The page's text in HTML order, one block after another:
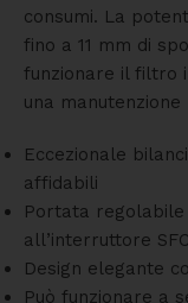
consumi. La
fino a 11 mm di
funzionare il filtro
una
Eccezionale
affidabili
Portata
all’interruttore SFC
Design elegante
Può funzionare a